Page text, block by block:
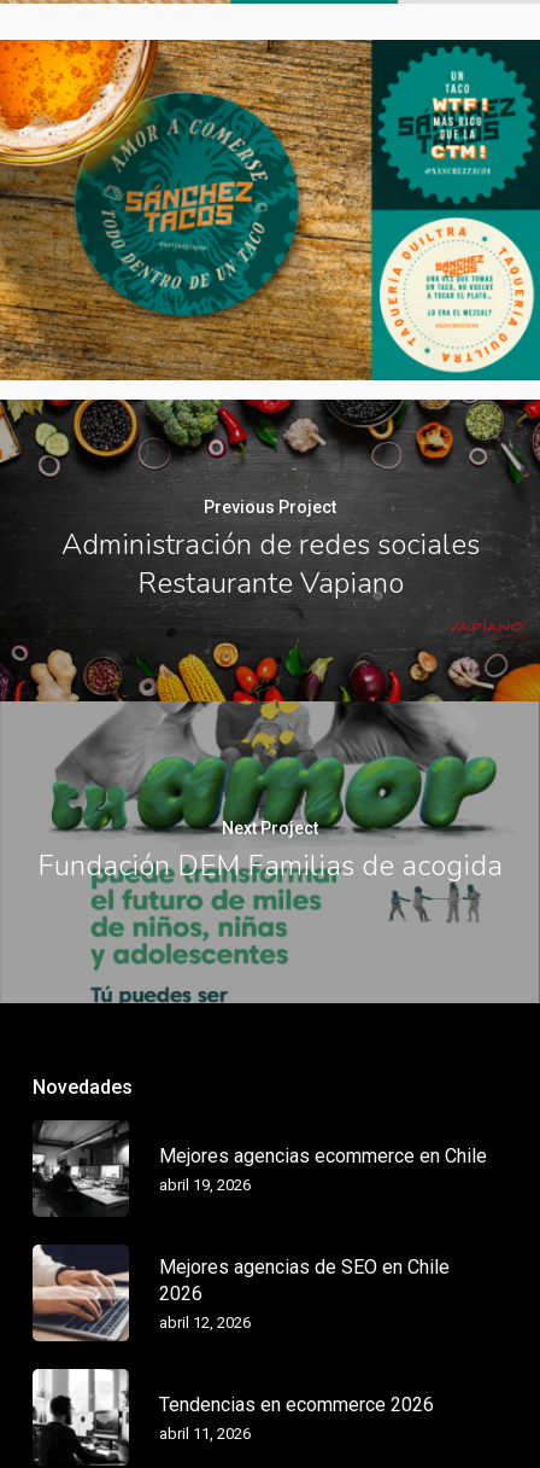
Previous Project
Administración de redes sociales
Restaurante Vapiano
Next Project
Fundación DEM Familias de acogida
Novedades
Mejores agencias ecommerce en Chile
abril 19, 2026
Mejores agencias de SEO en Chile
2026
abril 12, 2026
Tendencias en ecommerce 2026
abril 11, 2026